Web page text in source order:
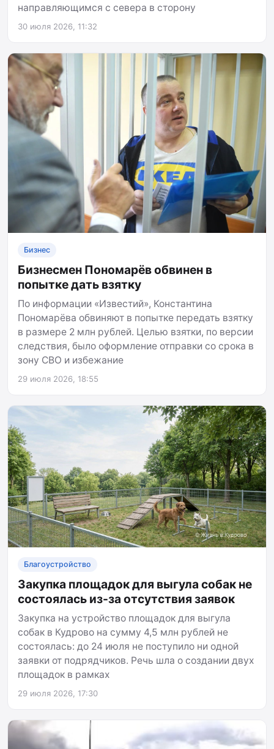
направляющимся с севера в сторону
30 июля 2026, 11:32
Бизнес
Бизнесмен Пономарёв обвинен в
попытке дать взятку
По информации «Известий», Константина
Пономарёва обвиняют в попытке передать взятку
в размере 2 млн рублей. Целью взятки, по версии
следствия, было оформление отправки со срока в
зону СВО и избежание
29 июля 2026, 18:55
Благоустройство
Закупка площадок для выгула собак не
состоялась из-за отсутствия заявок
Закупка на устройство площадок для выгула
собак в Кудрово на сумму 4,5 млн рублей не
состоялась: до 24 июля не поступило ни одной
заявки от подрядчиков. Речь шла о создании двух
площадок в рамках
29 июля 2026, 17:30